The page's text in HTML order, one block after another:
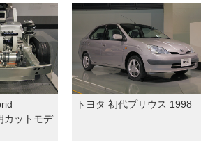
カットモデ
トヨタ 初代プリウス 1998